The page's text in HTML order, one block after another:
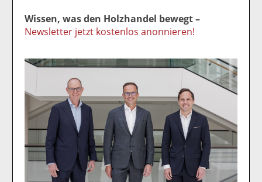
Wissen, was den Holzhandel bewegt –
Newsletter jetzt kostenlos anonnieren!